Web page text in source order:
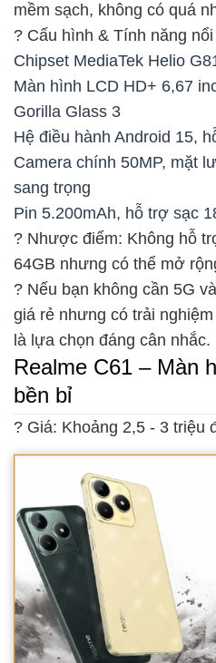
mềm sạch, không có quá
? Cấu hình & Tính năng nổi
Chipset MediaTek Helio
Màn hình LCD HD+ 6,67
Gorilla Glass 3
Hệ điều hành Android 15,
Camera chính 50MP, mặt
sang trọng
Pin 5.200mAh, hỗ trợ sạc
? Nhược điểm: Không hỗ
64GB nhưng có thể mở
? Nếu bạn không cần 5G
giá rẻ nhưng có trải
là lựa chọn đáng cân nhắc.
Realme C61 – Màn
bền bỉ
? Giá: Khoảng 2,5 - 3 triệu